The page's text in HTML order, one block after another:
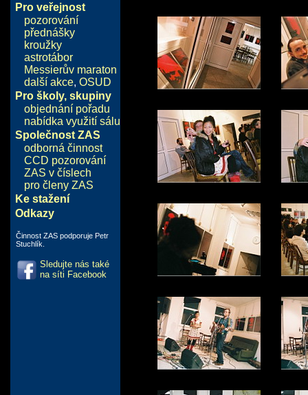
Pro veřejnost
pozorování
přednášky
kroužky
astrotábor
Messierův maraton
další akce, OSUD
Pro školy, skupiny
objednání pořadu
nabídka využití sálu
Společnost ZAS
odborná činnost
CCD pozorování
ZAS v číslech
pro členy ZAS
Ke stažení
Odkazy
Činnost ZAS podporuje Petr
Stuchlík.
Sledujte nás také
na síti Facebook